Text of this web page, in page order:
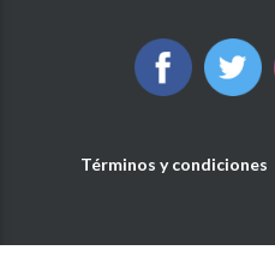
Términos y condiciones